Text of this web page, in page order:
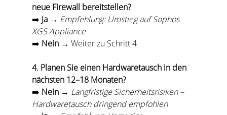
neue Firewall bereitstellen?
➡️ Ja → Empfehlung: Umstieg auf Sophos
XGS Appliance
➡️ Nein → Weiter zu Schritt 4
4. Planen Sie einen Hardwaretausch in den
nächsten 12–18 Monaten?
➡️ Nein → Langfristige Sicherheitsrisiken –
Hardwaretausch dringend empfohlen